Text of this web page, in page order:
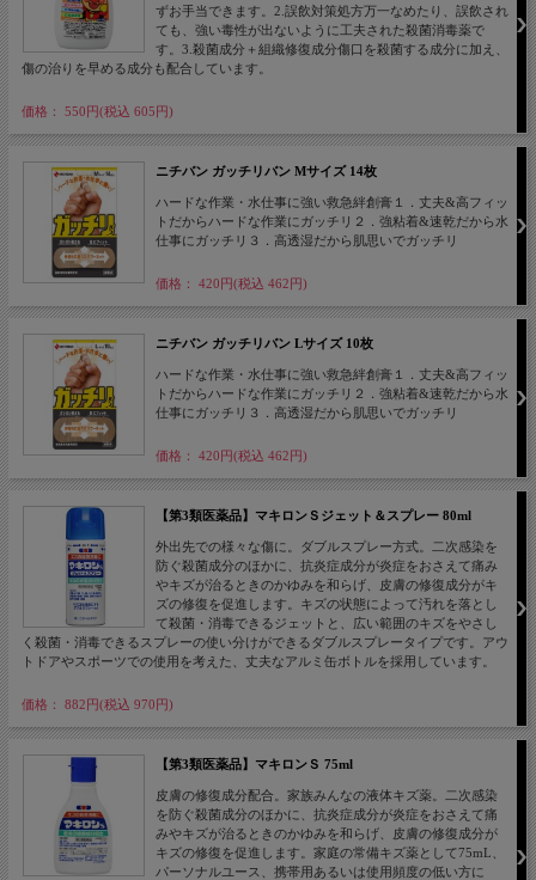
ずお手当できます。2.誤飲対策処方万一なめたり、誤飲され
ても、強い毒性が出ないように工夫された殺菌消毒薬で
す。3.殺菌成分＋組織修復成分傷口を殺菌する成分に加え、
傷の治りを早める成分も配合しています。
価格： 550円(税込 605円)
ニチバン ガッチリバン Mサイズ 14枚
ハードな作業・水仕事に強い救急絆創膏１．丈夫&高フィッ
トだからハードな作業にガッチリ２．強粘着&速乾だから水
仕事にガッチリ３．高透湿だから肌思いでガッチリ
価格： 420円(税込 462円)
ニチバン ガッチリバン Lサイズ 10枚
ハードな作業・水仕事に強い救急絆創膏１．丈夫&高フィッ
トだからハードな作業にガッチリ２．強粘着&速乾だから水
仕事にガッチリ３．高透湿だから肌思いでガッチリ
価格： 420円(税込 462円)
【第3類医薬品】マキロンＳジェット＆スプレー 80ml
外出先での様々な傷に。ダブルスプレー方式。二次感染を
防ぐ殺菌成分のほかに、抗炎症成分が炎症をおさえて痛み
やキズが治るときのかゆみを和らげ、皮膚の修復成分がキ
ズの修復を促進します。キズの状態によって汚れを落とし
て殺菌・消毒できるジェットと、広い範囲のキズをやさし
く殺菌・消毒できるスプレーの使い分けができるダブルスプレータイプです。アウ
トドアやスポーツでの使用を考えた、丈夫なアルミ缶ボトルを採用しています。
価格： 882円(税込 970円)
【第3類医薬品】マキロンＳ 75ml
皮膚の修復成分配合。家族みんなの液体キズ薬。二次感染
を防ぐ殺菌成分のほかに、抗炎症成分が炎症をおさえて痛
みやキズが治るときのかゆみを和らげ、皮膚の修復成分が
キズの修復を促進します。家庭の常備キズ薬として75mL、
パーソナルユース、携帯用あるいは使用頻度の低い方に